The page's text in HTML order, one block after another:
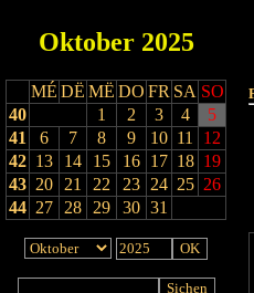
Oktober 2025
MÉ DË MË DO FR SA SO
40
1 2 3 4
5
41
6 7 8 9 10 11
12
42 13 14 15 16 17 18 19
43 20 21 22 23 24 25 26
44 27 28 29 30 31